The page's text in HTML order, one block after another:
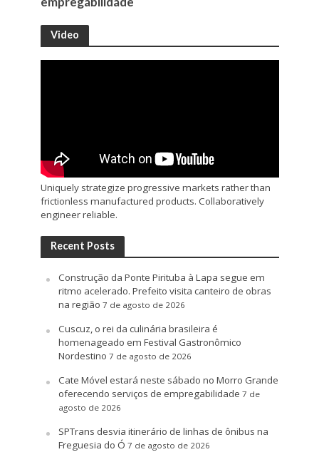
Video
Uniquely strategize progressive markets rather than
frictionless manufactured products. Collaboratively
engineer reliable.
Recent Posts
Construção da Ponte Pirituba à Lapa segue em
ritmo acelerado. Prefeito visita canteiro de obras
na região 7 de agosto de 2026
Cuscuz, o rei da culinária brasileira é
homenageado em Festival Gastronômico
Nordestino 7 de agosto de 2026
Cate Móvel estará neste sábado no Morro Grande
oferecendo serviços de empregabilidade 7 de
agosto de 2026
SPTrans desvia itinerário de linhas de ônibus na
Freguesia do Ó 7 de agosto de 2026